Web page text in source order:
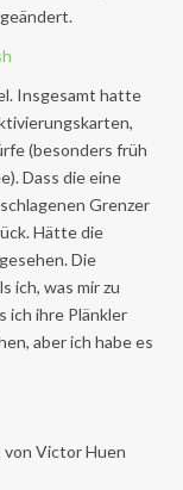
Insgesamt hatte
(besonders früh
Dass die eine
Grenzer
Hätte die
Die
ich, was mir zu
ich ihre Plänkler
aber ich habe es
von Victor Huen